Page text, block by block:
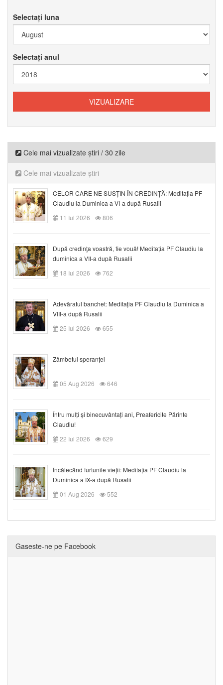
Selectați luna
Selectați anul
Cele mai vizualizate știri / 30 zile
Cele mai vizualizate știri
CELOR CARE NE SUSȚIN ÎN CREDINȚĂ: Meditația PF
Claudiu la Duminica a VI-a după Rusalii
11 Iul 2026
806
După credinţa voastră, fie vouă! Meditația PF Claudiu la
duminica a VII-a după Rusalii
18 Iul 2026
762
Adevăratul banchet: Meditația PF Claudiu la Duminica a
VIII-a după Rusalii
25 Iul 2026
655
Zâmbetul speranței
05 Aug 2026 646
Întru mulți și binecuvântați ani, Preafericite Părinte
Claudiu!
22 Iul 2026
629
Încălecând furtunile vieții: Meditația PF Claudiu la
Duminica a IX-a după Rusalii
01 Aug 2026
552
Gaseste-ne pe Facebook